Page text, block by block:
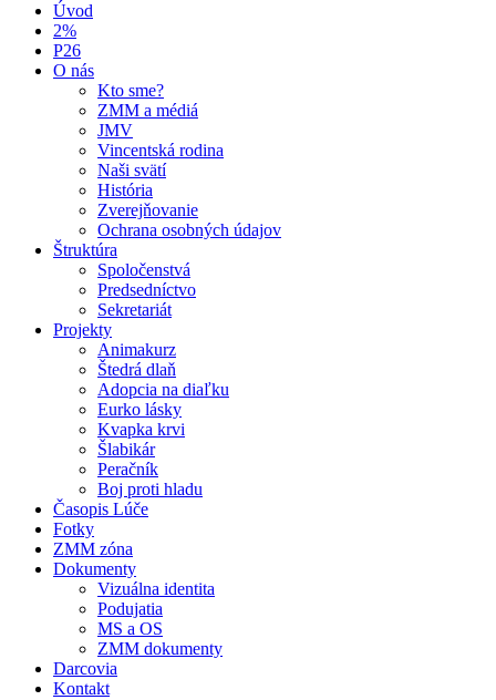
Úvod
2%
P26
O nás
Kto sme?
ZMM a médiá
JMV
Vincentská rodina
Naši svätí
História
Zverejňovanie
Ochrana osobných údajov
Štruktúra
Spoločenstvá
Predsedníctvo
Sekretariát
Projekty
Animakurz
Štedrá dlaň
Adopcia na diaľku
Eurko lásky
Kvapka krvi
Šlabikár
Peračník
Boj proti hladu
Časopis Lúče
Fotky
ZMM zóna
Dokumenty
Vizuálna identita
Podujatia
MS a OS
ZMM dokumenty
Darcovia
Kontakt